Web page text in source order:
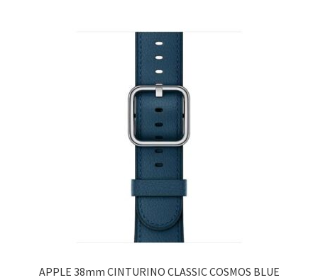
APPLE 38mm CINTURINO CLASSIC COSMOS BLUE